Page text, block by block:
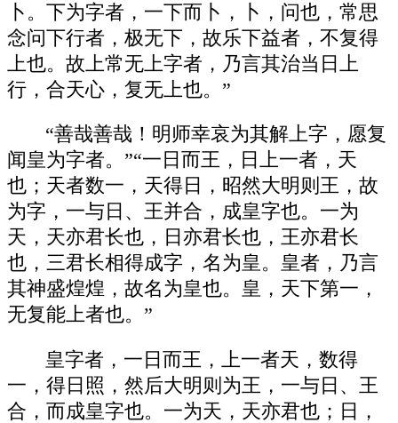
卜。下为字者，一下而卜，卜，问也，常思
念问下行者，极无下，故乐下益者，不复得
上也。故上常无上字者，乃言其治当日上
行，合天心，复无上也。”
“善哉善哉！明师幸哀为其解上字，愿复
闻皇为字者。”“一日而王，日上一者，天
也；天者数一，天得日，昭然大明则王，故
为字，一与日、王并合，成皇字也。一为
天，天亦君长也，日亦君长也，王亦君长
也，三君长相得成字，名为皇。皇者，乃言
其神盛煌煌，故名为皇也。皇，天下第一，
无复能上者也。”
皇字者，一日而王，上一者天，数得
一，得日照，然后大明则为王，一与日、王
合，而成皇字也。一为天，天亦君也；日，